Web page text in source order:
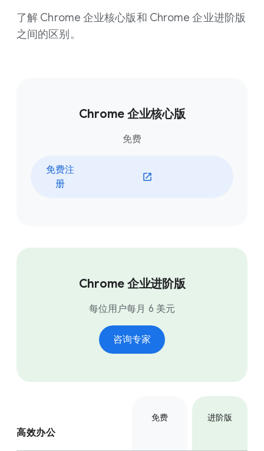
了解 Chrome 企业核心版和 Chrome 企业进阶版
之间的区别。
Chrome 企业核心版
免费
免费注
册
Chrome 企业进阶版
每位用户每月 6 美元
咨询专家
免费 进阶版
高效办公